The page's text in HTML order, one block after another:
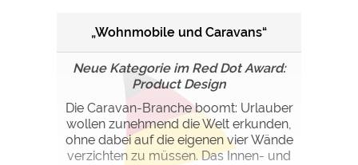
„Wohnmobile und Caravans“
Neue Kategorie im Red Dot Award:
Product Design
Die Caravan-Branche boomt: Urlauber
wollen zunehmend die Welt erkunden,
ohne dabei auf die eigenen vier Wände
verzichten zu müssen. Das Innen- und